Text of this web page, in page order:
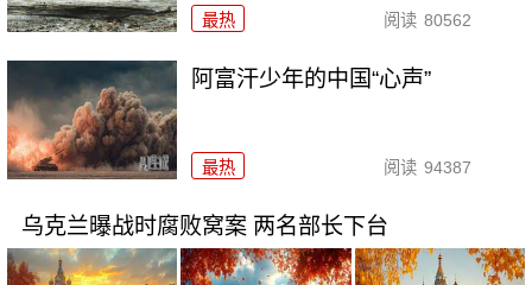
最热 阅读 80562
阿富汗少年的中国“心声”
最热 阅读 94387
乌克兰曝战时腐败窝案 两名部长下台